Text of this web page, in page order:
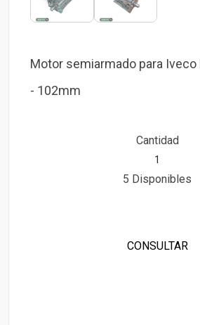
Motor semiarmado para Iveco
- 102mm
Cantidad
5 Disponibles
CONSULTAR